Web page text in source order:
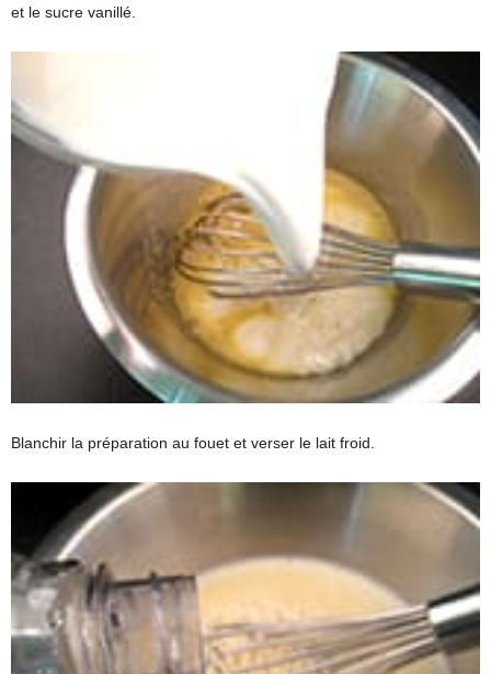
et le sucre vanillé.
Blanchir la préparation au fouet et verser le lait froid.